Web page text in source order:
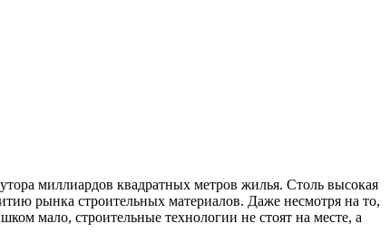
миллиардов квадратных метров жилья. Столь высокая
рынка строительных материалов. Даже несмотря на то,
мало, строительные технологии не стоят на месте, а